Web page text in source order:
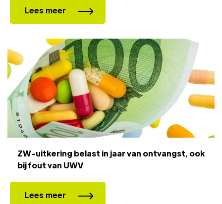
Lees meer
ZW-uitkering belast in jaar van ontvangst, ook
bij fout van UWV
Lees meer